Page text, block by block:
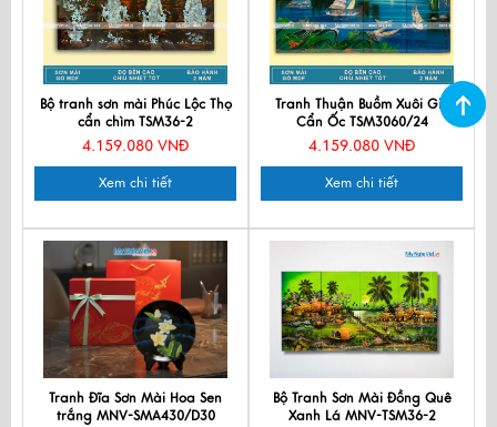
Bộ tranh sơn mài Phúc Lộc Thọ
cẩn chìm TSM36-2
4.159.080 VNĐ
Xem chi tiết
Tranh Thuận Buồm Xuôi Gió
Cẩn Ốc TSM3060/24
4.159.080 VNĐ
Xem chi tiết
Tranh Đĩa Sơn Mài Hoa Sen
trắng MNV-SMA430/D30
Bộ Tranh Sơn Mài Đồng Quê
Xanh Lá MNV-TSM36-2